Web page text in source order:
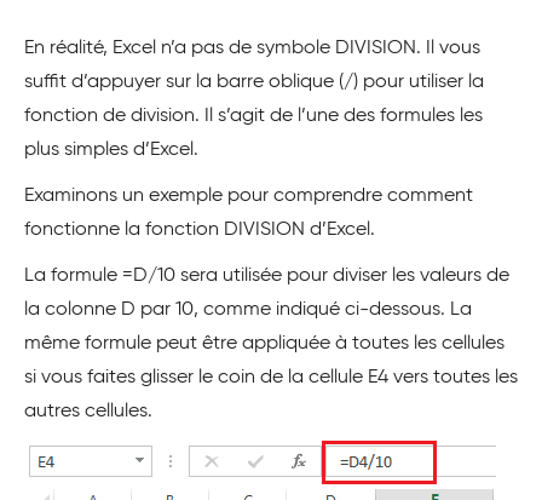
En réalité, Excel n’a pas de symbole DIVISION. Il vous
suffit d’appuyer sur la barre oblique (/) pour utiliser la
fonction de division. Il s’agit de l’une des formules les
plus simples d’Excel.
Examinons un exemple pour comprendre comment
fonctionne la fonction DIVISION d’Excel.
La formule =D/10 sera utilisée pour diviser les valeurs de
la colonne D par 10, comme indiqué ci-dessous. La
même formule peut être appliquée à toutes les cellules
si vous faites glisser le coin de la cellule E4 vers toutes les
autres cellules.